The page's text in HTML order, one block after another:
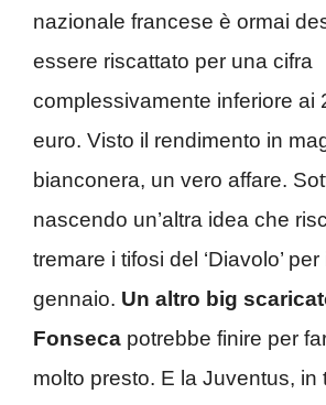
nazionale francese è ormai
essere riscattato per una cifra
complessivamente inferiore ai
euro. Visto il rendimento in
bianconera, un vero affare.
nascendo un’altra idea che
tremare i tifosi del ‘Diavolo’
gennaio. Un altro big
Fonseca potrebbe finire per
molto presto. E la Juventus, in